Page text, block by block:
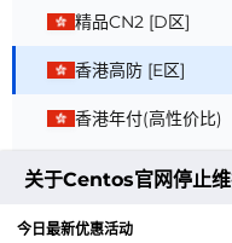
精品CN2 [D区]
香港高防 [E区]
香港年付(高性价比)
美国云服务器
日本云服务器
关于Centos官网停止
今日最新优惠活动